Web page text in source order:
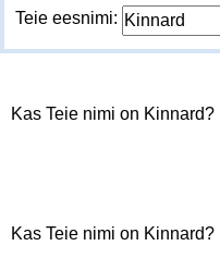
Teie eesnimi:
Kas Teie nimi on Kinnard?
Kas Teie nimi on Kinnard?